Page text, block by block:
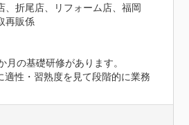
、折尾店、リフォーム店、福岡
再販係
月の基礎研修があります。
適性・習熟度を見て段階的に業務